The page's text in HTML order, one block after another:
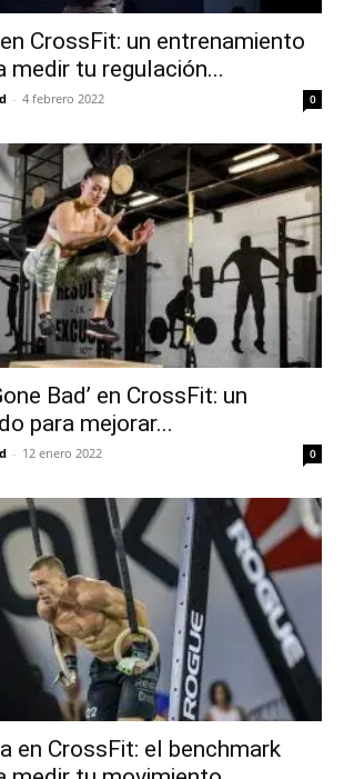
CrossFit: un entrenamiento
medir tu regulación...
- 4 febrero 2022 0
Bad’ en CrossFit: un
para mejorar...
- 12 enero 2022 0
en CrossFit: el benchmark